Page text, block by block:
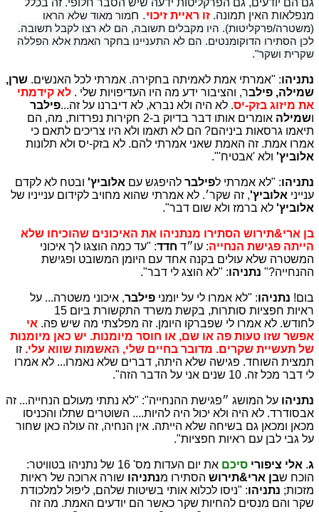
גם הם יודעים, גם הפרקליטות ידעה שיש הסבר חלופי. זה בכלל
מנפלאות האין תמונה. זו ראיית זיכוי. חמור מאוד שלא הראו
(משטרה/פרקליטות). היו מקבלים תשובה, הם לא רצו לקבל תשובה.
לכן הסתירו הדוקומנטים. הם לא התעניינו בחקר האמת אלא הפללה
שקרית ושקר".
נתניהו: "אמרתי אמת לאמיתה בחקירה. אמרתי לכל האנשים. שרן,
שמילה, פילבר, והציבור ידע מה היו העדיפויות שלי . לא קידמתי
את מיזוג בזק-יס. לא היה ולא נברא, לא דיברנו על זה...פילבר
ושמילה
אומרים אותו דבר בדיוק ב-2 חקירות נפרדות, מה, הם
תיאמו גרסאות ביניהם? הם לא תאמו ולא היו צריכים לתאם כי
אמרו אמת. זה האמת שאני אמרתי להם. לא בזק-יס ולא תלונות
אלוביץ' ולא 'אבטיח'".
נתניהו: "לא אמרתי לפילבר להיפגש עם אלוביץ' ובטח לא לקדם
ענייני אלוביץ', זה שקר׳. לא אמרתי שהוא מחויב לקידום ענייניו של
אלוביץ' לא ברמז ולא שום דבר".
בן ארי&תירוש הסתירו מנתניהו את האיכונים שהוכיחו שלא
הייתה פגישת הנחייה: עו״ד חדד: "עד כמה הוצגו לך איכוני
המשטרה שלא עולים בקנה אחד עם היומן המשובט ופגישת
ההנחייה?" נתניהו: "לא הוצג לי דבר".
בום! נתניהו: "לא אמרו לי על יומני פילבר, איכוני משטרה... על
ראיות חפציות סותרות, בקשת משרד התקשורת ביום 15
לחודש. לא אמרו לי שפברקו היומן. זה מפלצתי מה שיש פה. אי
אפשר שזו טעות פה או שם, או חוסר מיומנות. יש כאן מיומנות
של תעשיית שקרים. מדובר בחיים שלי, האשמות שווא עלי. זו
תמצית השוחד. פגישה שלא היתה, דברים שלא נאמרו... לא אמרו
לי דבר מכל זה. 10 שנים אני על הדבר הזה".
נתניהו על המושג ״פגישת ההנחייה": "לא נתתי מעולם הנחייה... זה
אבסודרד. לא היה ולא יכול היה להיות.... השוטרים שתלו והכניסו
מכאן ומכאן גם בשיחה שלא הייתה. אין הנחיה, זה עולה כאן שחור
על גבי לבן עם ראיות חפציות".
ג. אלי ציפורי סיכם את יום העדות מס' 16 של נתניהו בטוויטר:
הוכח שבן ארי&תירוש הסתירו מנתניהו שורה ארוכה של ראיות
מזכות; נתניהו: "ניסו לכלוא אותי בשיטות שלהם, ליפול למלכודת
שקר והם מנסים להחיות שקר כאשר הם יודעים האמת. מה זה